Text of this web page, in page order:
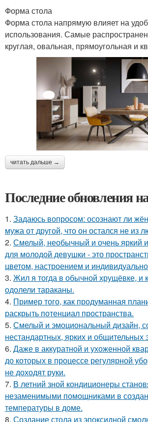
Форма стола
Форма стола напрямую влияет на
использования. Самые
круглая, овальная, прямоугольная и
читать дальше →
Последние обновления
1. Задаюсь вопросом: осознают ли
мужа от другой, что он остался не из
2. Смелый, необычный и очень яркий
для молодой девушки - это
цветом, настроением и
3. Жил я тогда в обычной хрущёвке, и
одолели тараканы.
4. Пример того, как продуманная
раскрыть потенциал пространства.
5. Смелый и эмоциональный дизайн,
нестандартных, ярких и общительных
6. Даже в аккуратной и ухоженной
до которых в процессе регулярной
не доходят руки.
7. В летний зной кондиционеры
незаменимыми помощниками в
температуры в доме.
8. Создание стола из эпоксидной